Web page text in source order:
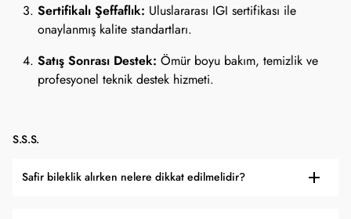
Sertifikalı Şeffaflık: Uluslararası IGI sertifikası ile
onaylanmış kalite standartları.
Satış Sonrası Destek: Ömür boyu bakım, temizlik ve
profesyonel teknik destek hizmeti.
S.S.S.
Safir bileklik alırken nelere dikkat edilmelidir?